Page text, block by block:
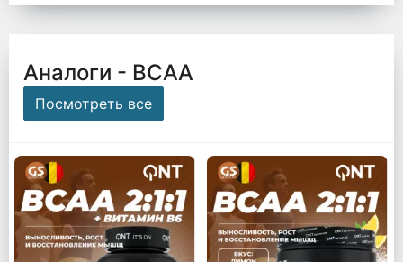
Аналоги - ВСАА
Посмотреть все